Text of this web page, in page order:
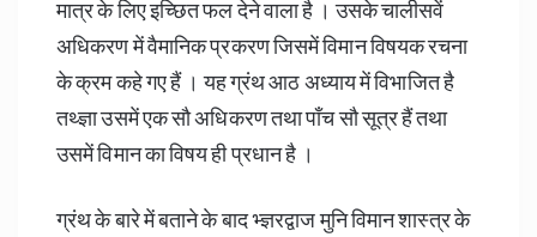
मात्र के लिए इच्छित फल देने वाला है । उसके चालीसवें
अधिकरण में वैमानिक प्रकरण जिसमें विमान विषयक रचना
के क्रम कहे गए हैं । यह ग्रंथ आठ अध्याय में विभाजित है
तथ्ज्ञा उसमें एक सौ अधिकरण तथा पाँच सौ सूत्र हैं तथा
उसमें विमान का विषय ही प्रधान है ।
ग्रंथ के बारे में बताने के बाद भ्ज्ञरद्वाज मुनि विमान शास्त्र के